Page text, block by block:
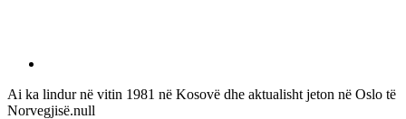
Ai ka lindur në vitin 1981 në Kosovë dhe aktualisht jeton në Oslo të
Norvegjisë.null